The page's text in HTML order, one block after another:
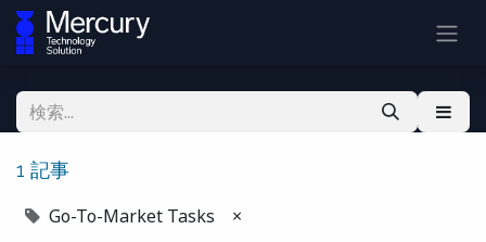
1 記事
Go-To-Market Tasks ×